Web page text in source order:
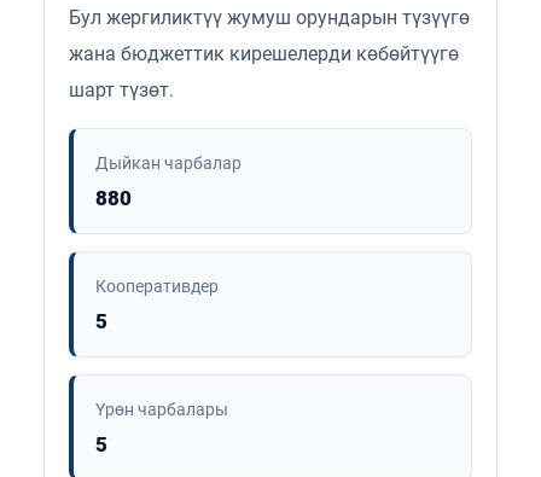
Бул жергиликтүү жумуш орундарын түзүүгө
жана бюджеттик кирешелерди көбөйтүүгө
шарт түзөт.
Дыйкан чарбалар
880
Кооперативдер
5
Үрөн чарбалары
5